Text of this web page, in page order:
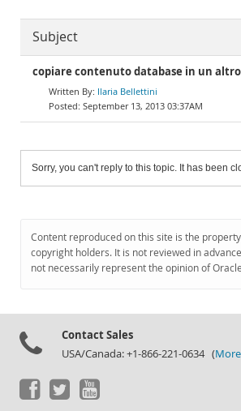
Subject
copiare contenuto database in un altro
Ilaria Bellettini
September 13, 2013 03:37AM
Sorry, you can't reply to this topic. It has been
Content reproduced on this site is the
copyright holders. It is not reviewed in
not necessarily represent the opinion of
Contact Sales
USA/Canada: +1-866-221-0634 (